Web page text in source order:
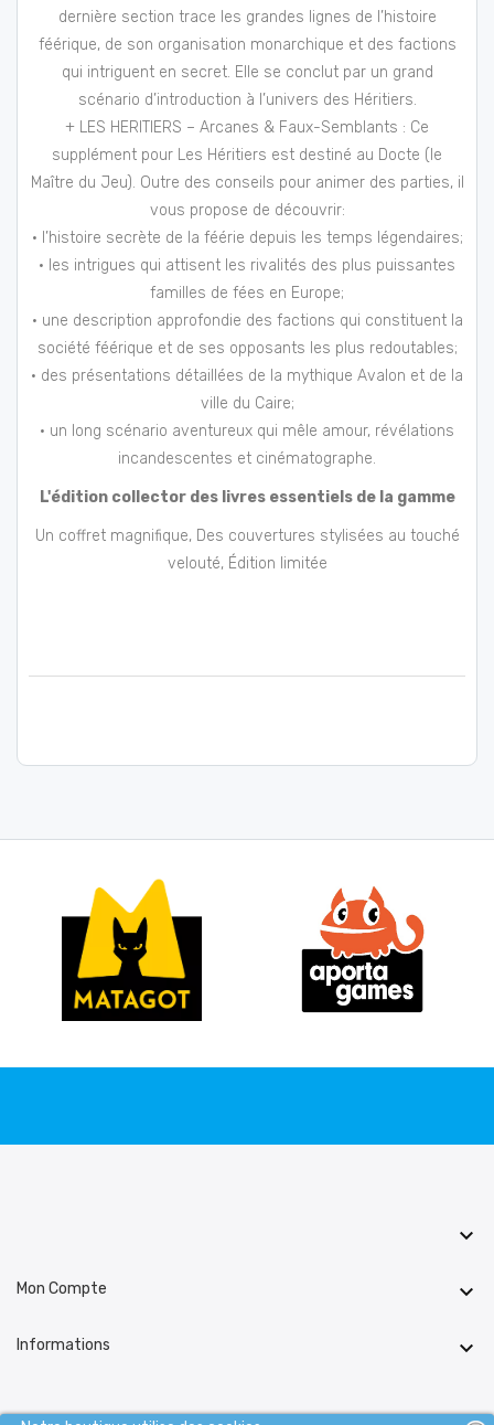
dernière section trace les grandes lignes de l’histoire
féérique, de son organisation monarchique et des factions
qui intriguent en secret. Elle se conclut par un grand
scénario d’introduction à l’univers des Héritiers.
+ LES HERITIERS – Arcanes & Faux-Semblants : Ce
supplément pour Les Héritiers est destiné au Docte (le
Maître du Jeu). Outre des conseils pour animer des parties, il
vous propose de découvrir:
• l’histoire secrète de la féérie depuis les temps légendaires;
• les intrigues qui attisent les rivalités des plus puissantes
familles de fées en Europe;
• une description approfondie des factions qui constituent la
société féérique et de ses opposants les plus redoutables;
• des présentations détaillées de la mythique Avalon et de la
ville du Caire;
• un long scénario aventureux qui mêle amour, révélations
incandescentes et cinématographe.
L'édition collector des livres essentiels de la gamme
Un coffret magnifique, Des couvertures stylisées au touché
velouté, Édition limitée

Mon Compte 
Informations 